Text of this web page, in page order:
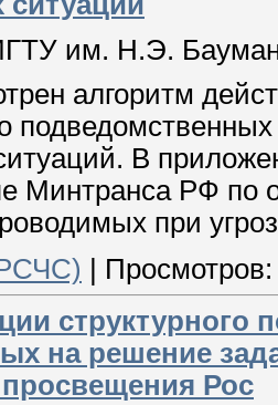
им. Н.Э.
алгоритм
В
Минтранса РФ по
при
| Просмотров:
структурного
на решение
Рос